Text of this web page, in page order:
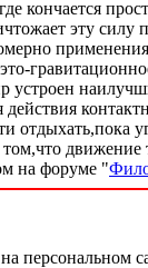
кончается
эту
устроен
отдыхать,пока
движение
на форуме "
персональном